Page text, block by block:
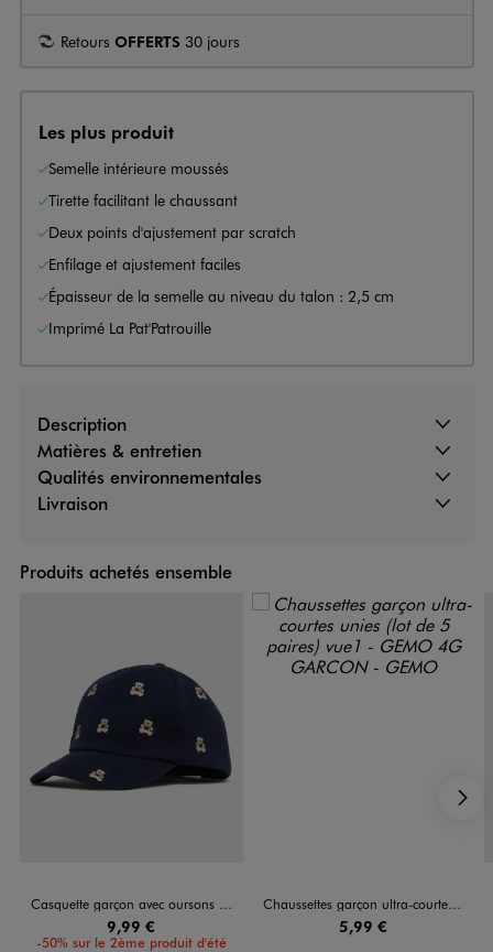
Retours OFFERTS 30 jours
Les plus produit
Semelle intérieure moussés
Tirette facilitant le chaussant
Deux points d'ajustement par scratch
Enfilage et ajustement faciles
Épaisseur de la semelle au niveau du talon : 2,5 cm
Imprimé La Pat'Patrouille
Description
Matières & entretien
Qualités environnementales
Livraison
Produits achetés ensemble
Casquette garçon avec oursons brodés - LuluCastagnette
9,99 €
-50% sur le 2ème produit d'été
Chaussettes garçon ultra-courtes unies (lot de 5 paires)
5,99 €